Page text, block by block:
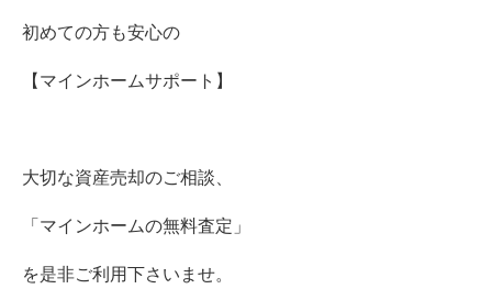
初めての方も安心の
【マインホームサポート】
大切な資産売却のご相談、
「マインホームの無料査定」
を是非ご利用下さいませ。